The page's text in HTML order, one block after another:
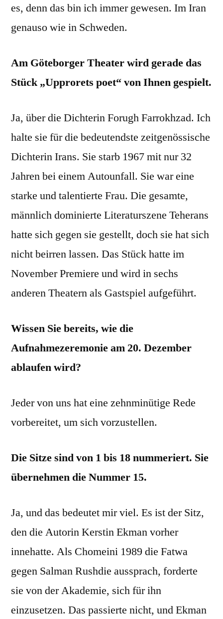
es, denn das bin ich immer gewesen. Im Iran
genauso wie in Schweden.
Am Göteborger Theater wird gerade das
Stück „Upprorets poet“ von Ihnen gespielt.
Ja, über die Dichterin Forugh Farrokhzad. Ich
halte sie für die bedeutendste zeitgenössische
Dichterin Irans. Sie starb 1967 mit nur 32
Jahren bei einem Autounfall. Sie war eine
starke und talentierte Frau. Die gesamte,
männlich dominierte Literaturszene Teherans
hatte sich gegen sie gestellt, doch sie hat sich
nicht beirren lassen. Das Stück hatte im
November Premiere und wird in sechs
anderen Theatern als Gastspiel aufgeführt.
Wissen Sie bereits, wie die
Aufnahmezeremonie am 20. Dezember
ablaufen wird?
Jeder von uns hat eine zehnminütige Rede
vorbereitet, um sich vorzustellen.
Die Sitze sind von 1 bis 18 nummeriert. Sie
übernehmen die Nummer 15.
Ja, und das bedeutet mir viel. Es ist der Sitz,
den die Autorin Kerstin Ekman vorher
innehatte. Als Chomeini 1989 die Fatwa
gegen Salman Rushdie aussprach, forderte
sie von der Akademie, sich für ihn
einzusetzen. Das passierte nicht, und Ekman